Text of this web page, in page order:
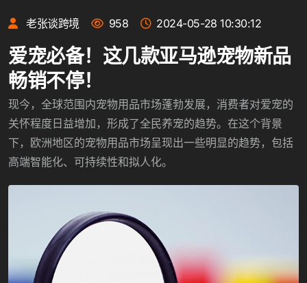
老张谈跨境 958 2024-05-28 10:30:12
爱宠必备！这几款亚马逊宠物新品
畅销不停！
现今，全球范围内宠物用品市场蓬勃发展，消费者对爱宠的
关怀程度日益增加，形成了全民养宠的趋势。在这个背景
下，欧洲地区的宠物用品市场呈现出一些明显的趋势，包括
高端智能化、可持续性和拟人化。